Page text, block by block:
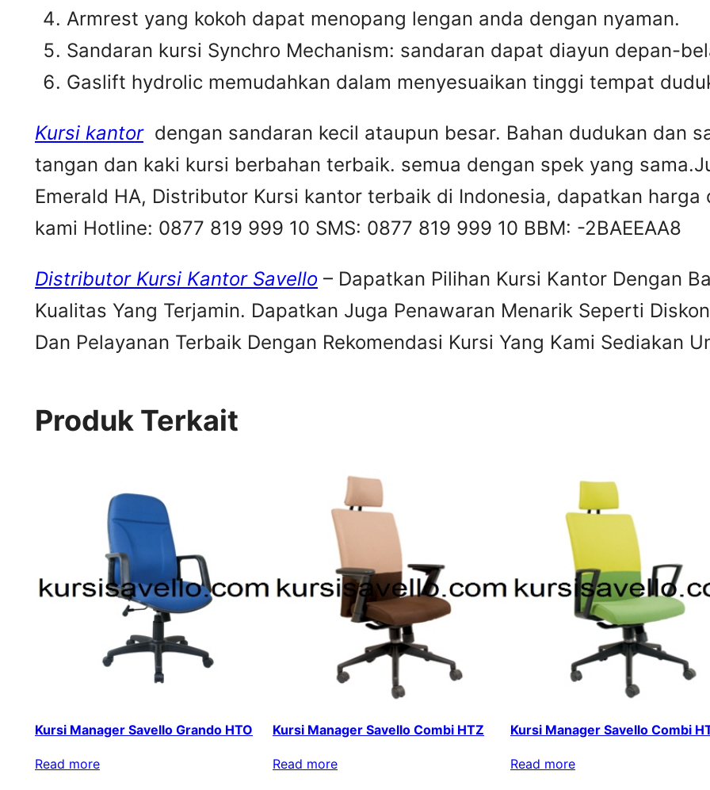
Armrest yang kokoh dapat menopang lengan anda dengan nyaman.
Sandaran kursi Synchro Mechanism: sandaran dapat diayun depan-
Gaslift hydrolic memudahkan dalam menyesuaikan tinggi tempat
Kursi kantor dengan sandaran kecil ataupun besar. Bahan dudukan dan
tangan dan kaki kursi berbahan terbaik. semua dengan spek yang
Emerald HA, Distributor Kursi kantor terbaik di Indonesia, dapatkan
kami Hotline: 0877 819 999 10 SMS: 0877 819 999 10 BBM: -2BAEEAA8
Distributor Kursi Kantor Savello – Dapatkan Pilihan Kursi Kantor Dengan
Kualitas Yang Terjamin. Dapatkan Juga Penawaran Menarik Seperti
Dan Pelayanan Terbaik Dengan Rekomendasi Kursi Yang Kami Sediakan
Produk Terkait
Kursi Manager Savello Grando HTO
Read more
Kursi Manager Savello Combi HTZ
Read more
Kursi Manager Savello Combi
Read more